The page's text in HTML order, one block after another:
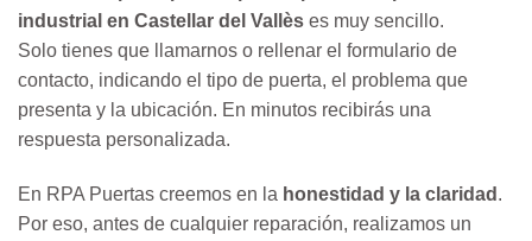
industrial en Castellar del Vallès es muy sencillo.
Solo tienes que llamarnos o rellenar el formulario de
contacto, indicando el tipo de puerta, el problema que
presenta y la ubicación. En minutos recibirás una
respuesta personalizada.
En RPA Puertas creemos en la honestidad y la claridad .
Por eso, antes de cualquier reparación, realizamos un